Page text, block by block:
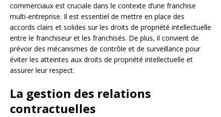
commerciaux est cruciale dans le contexte d’une franchise
multi-entreprise. Il est essentiel de mettre en place des
accords clairs et solides sur les droits de propriété intellectuelle
entre le franchiseur et les franchisés. De plus, il convient de
prévoir des mécanismes de contrôle et de surveillance pour
éviter les atteintes aux droits de propriété intellectuelle et
assurer leur respect.
La gestion des relations
contractuelles